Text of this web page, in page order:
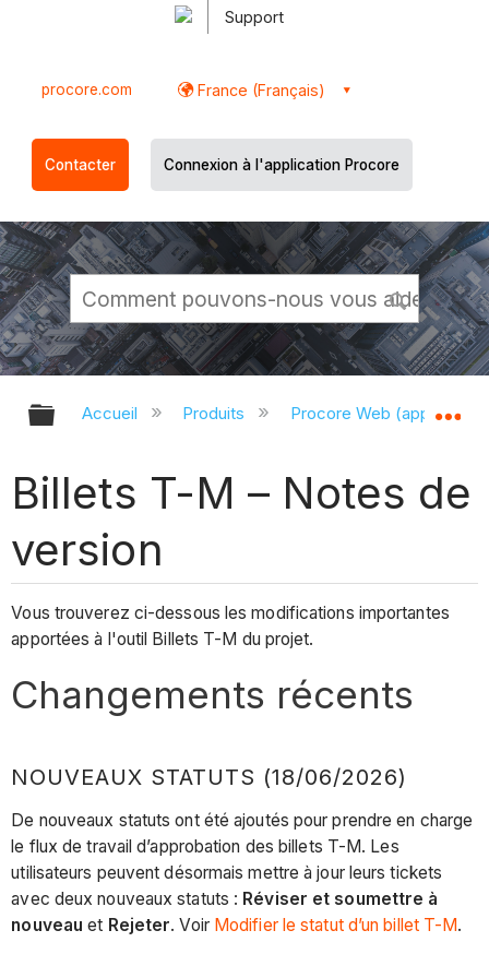
Support
procore.com France (Français)
Contacter Connexion à l'application Procore
Développer/réduire la hiérarchie
Accueil Produits Procore Web
Billets T-M – Notes de
version
Vous trouverez ci-dessous les modifications importantes
apportées à l'outil Billets T-M du projet.
Changements récents
NOUVEAUX STATUTS (18/06/2026)
De nouveaux statuts ont été ajoutés pour prendre en charge
le flux de travail d’approbation des billets T-M. Les
utilisateurs peuvent désormais mettre à jour leurs tickets
avec deux nouveaux statuts : Réviser et soumettre à
nouveau et Rejeter. Voir Modifier le statut d’un billet T-M.